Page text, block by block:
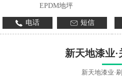
EPDM地坪
电话 短信
新天地漆业·
新天地漆业·